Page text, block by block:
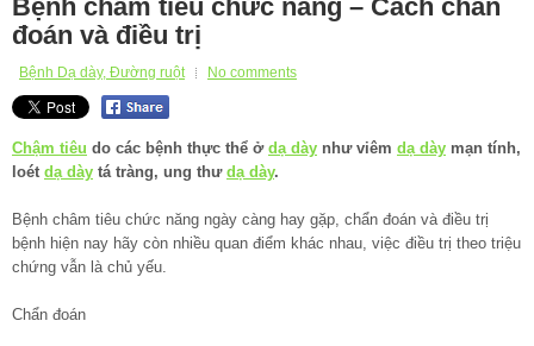
Bệnh châm tiêu chức năng – Cách chẩn
đoán và điều trị
Bệnh Dạ dày, Đường ruột No comments
Chậm tiêu do các bệnh thực thể ở dạ dày như viêm dạ dày mạn tính,
loét dạ dày tá tràng, ung thư dạ dày.
Bệnh châm tiêu chức năng ngày càng hay gặp, chẩn đoán và điều trị
bệnh hiện nay hãy còn nhiều quan điểm khác nhau, việc điều trị theo triệu
chứng vẫn là chủ yếu.
Chẩn đoán